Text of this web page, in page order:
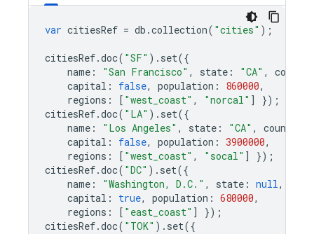
var citiesRef = db .collection( "cities" );
citiesRef.doc( "SF" ). set({
name : "San Francisco" , state : "CA" ,
country
capital : false, population : 860000,
regions : [ "west_coast" , "norcal" ]
});
citiesRef.doc( "LA" ). set({
name : "Los Angeles" , state : "CA" , country
capital : false, population : 3900000,
regions : [ "west_coast" , "socal" ]
});
citiesRef.doc( "DC" ). set({
name : "Washington, D.C." , state : null,
capital : true, population : 680000,
regions : [ "east_coast" ]
});
citiesRef.doc( "TOK" ). set({